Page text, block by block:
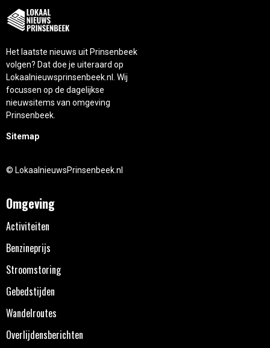
Het laatste nieuws uit Prinsenbeek
volgen? Dat doe je uiteraard op
Lokaalnieuwsprinsenbeek.nl. Wij
focussen op de dagelijkse
nieuwsitems van omgeving
Prinsenbeek.
Sitemap
© LokaalnieuwsPrinsenbeek.nl
Omgeving
Activiteiten
Benzineprijs
Stroomstoring
Gebedstijden
Wandelroutes
Overlijdensberichten